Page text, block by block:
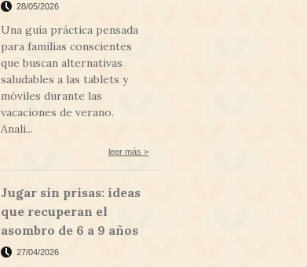
28/05/2026
Una guía práctica pensada
para familias conscientes
que buscan alternativas
saludables a las tablets y
móviles durante las
vacaciones de verano.
Anali...
leer más >
Jugar sin prisas: ideas
que recuperan el
asombro de 6 a 9 años
27/04/2026